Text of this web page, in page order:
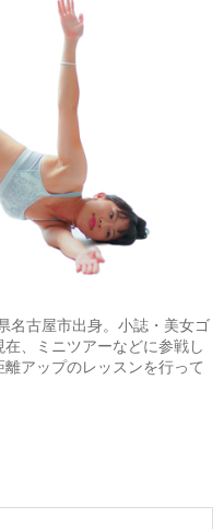
名古屋市出身。小誌・美女ゴ
、ミニツアーなどに参戦し
アップのレッスンを行って